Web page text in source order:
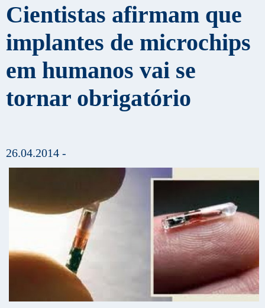
Cientistas afirmam que
implantes de microchips
em humanos vai se
tornar obrigatório
26.04.2014 -